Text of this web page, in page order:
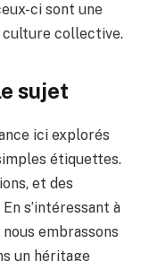
ci sont une
culture collective.
sujet
ici explorés
étiquettes.
et des
s’intéressant à
embrassons
un héritage